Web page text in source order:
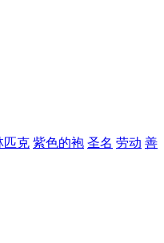
匹克 紫色的袍 圣名 劳动 善